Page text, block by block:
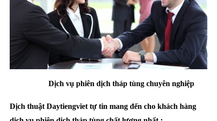
Dịch vụ phiên dịch tháp tùng chuyên nghiệp
Dịch thuật Daytiengviet tự tin mang đến cho khách hàng